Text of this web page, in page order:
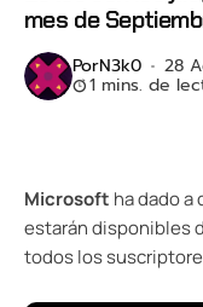
mes de
PorN3k0 28
1 mins. de
Microsoft ha dado
estarán disponibles
todos los